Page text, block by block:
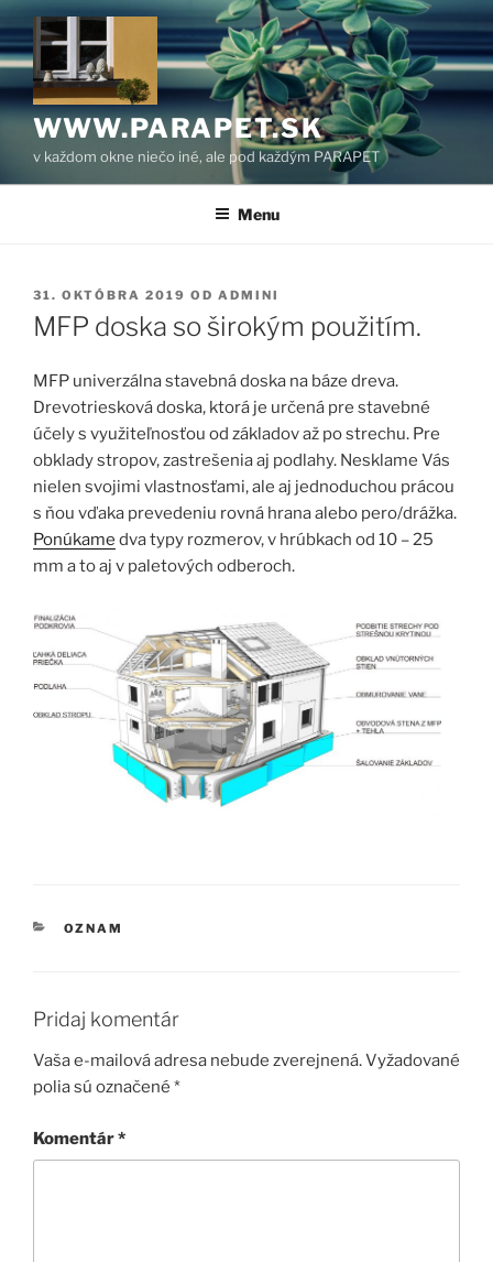
Prejsť
na
obsah
WWW.PARAPET.SK
v každom okne niečo iné, ale pod každým PARAPET
Menu
PUBLIKOVANÉ
31. OKTÓBRA 2019 OD ADMINI
MFP doska so širokým použitím.
MFP univerzálna stavebná doska na báze dreva.
Drevotriesková doska, ktorá je určená pre stavebné
účely s využiteľnosťou od základov až po strechu. Pre
obklady stropov, zastrešenia aj podlahy. Nesklame Vás
nielen svojimi vlastnosťami, ale aj jednoduchou prácou
s ňou vďaka prevedeniu rovná hrana alebo pero/drážka.
Ponúkame dva typy rozmerov, v hrúbkach od 10 – 25
mm a to aj v paletových odberoch.
KATEGÓRIE
OZNAM
Pridaj komentár
Vaša e-mailová adresa nebude zverejnená.Vyžadované
polia sú označené *
Komentár*